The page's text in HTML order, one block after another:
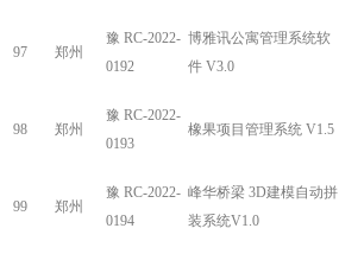
97 郑州
豫 RC-2022-
0192
博雅讯公寓管理系统软
件 V3.0
98 郑州
豫 RC-2022-
0193
橡果项目管理系统 V1.5
99 郑州
豫 RC-2022-
0194
峰华桥梁 3D建模自动拼
装系统V1.0